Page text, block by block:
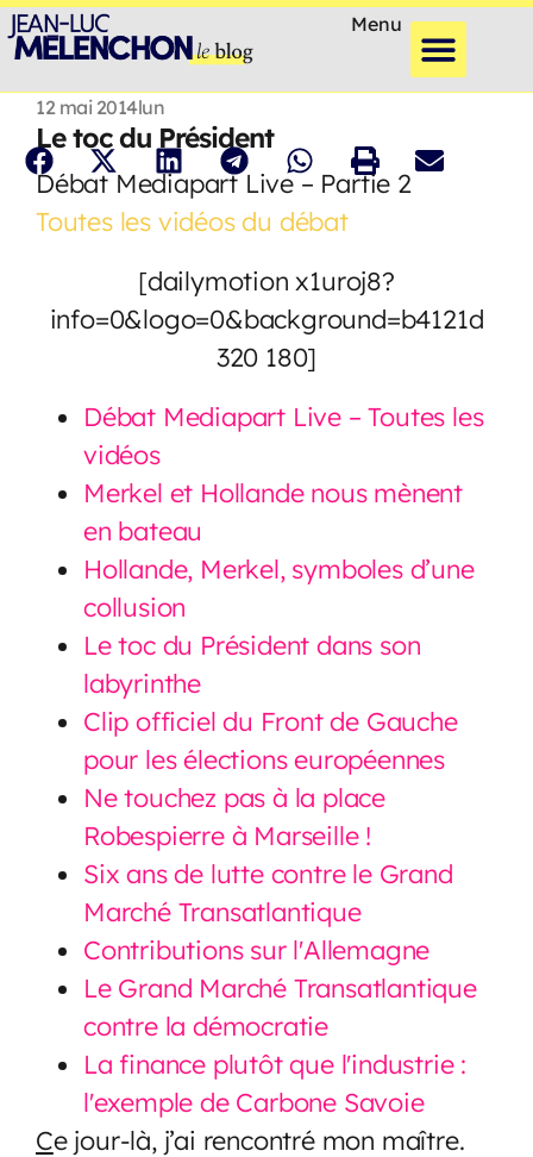
Menu
12 mai 2014lun
Le toc du Président
Débat Mediapart Live – Partie 2
Toutes les vidéos du débat
[dailymotion x1uroj8?
info=0&logo=0&background=b4121d
320 180]
Débat Mediapart Live – Toutes les
vidéos
Merkel et Hollande nous mènent
en bateau
Hollande, Merkel, symboles d’une
collusion
Le toc du Président dans son
labyrinthe
Clip officiel du Front de Gauche
pour les élections européennes
Ne touchez pas à la place
Robespierre à Marseille !
Six ans de lutte contre le Grand
Marché Transatlantique
Contributions sur l'Allemagne
Le Grand Marché Transatlantique
contre la démocratie
La finance plutôt que l'industrie :
l'exemple de Carbone Savoie
Ce jour-là, j’ai rencontré mon maître.